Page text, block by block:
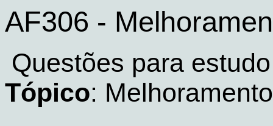
AF306 -
Questões para estudo
Tópico: